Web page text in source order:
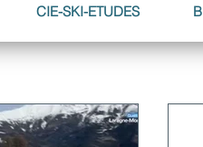
CIE-SKI-ETUDES